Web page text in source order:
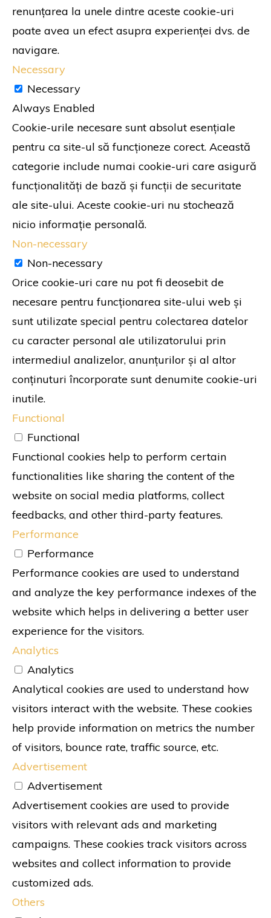
renunțarea la unele dintre aceste cookie-uri
poate avea un efect asupra experienței dvs. de
navigare.
Necessary
Necessary
Always Enabled
Cookie-urile necesare sunt absolut esențiale
pentru ca site-ul să funcționeze corect. Această
categorie include numai cookie-uri care asigură
funcționalități de bază și funcții de securitate
ale site-ului. Aceste cookie-uri nu stochează
nicio informație personală.
Non-necessary
Non-necessary
Orice cookie-uri care nu pot fi deosebit de
necesare pentru funcționarea site-ului web și
sunt utilizate special pentru colectarea datelor
cu caracter personal ale utilizatorului prin
intermediul analizelor, anunțurilor și al altor
conținuturi încorporate sunt denumite cookie-uri
inutile.
Functional
Functional
Functional cookies help to perform certain
functionalities like sharing the content of the
website on social media platforms, collect
feedbacks, and other third-party features.
Performance
Performance
Performance cookies are used to understand
and analyze the key performance indexes of the
website which helps in delivering a better user
experience for the visitors.
Analytics
Analytics
Analytical cookies are used to understand how
visitors interact with the website. These cookies
help provide information on metrics the number
of visitors, bounce rate, traffic source, etc.
Advertisement
Advertisement
Advertisement cookies are used to provide
visitors with relevant ads and marketing
campaigns. These cookies track visitors across
websites and collect information to provide
customized ads.
Others